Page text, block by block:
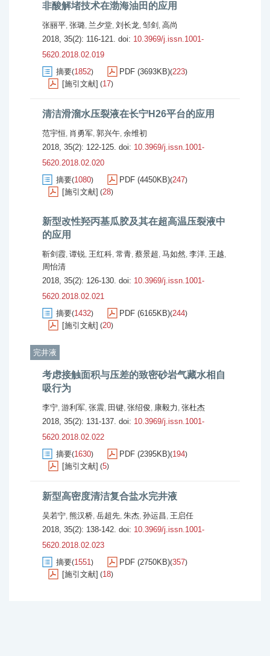
非酸解堵技术在渤海油田的应用
张丽平, 张璐, 兰夕堂, 刘长龙, 邹剑 , 高尚
2018, 35(2): 116-121. doi: 10.3969/j.issn.1001-
5620.2018.02.019
摘要(1852) PDF (3693KB)(223)
[施引文献] (17)
清洁滑溜水压裂液在长宁H26平台的应用
范宇恒, 肖勇军, 郭兴午, 余维初
2018, 35(2): 122-125. doi: 10.3969/j.issn.1001-
5620.2018.02.020
摘要(1080) PDF (4450KB)(247)
[施引文献] (28)
新型改性羟丙基瓜胶及其在超高温压裂液中
的应用
靳剑霞, 谭锐, 王红科, 常青, 蔡景超, 马如然, 李洋, 王越,
周怡清
2018, 35(2): 126-130. doi: 10.3969/j.issn.1001-
5620.2018.02.021
摘要(1432) PDF (6165KB)(244)
[施引文献] (20)
完井液
考虑接触面积与压差的致密砂岩气藏水相自
吸行为
李宁, 游利军, 张震, 田键, 张绍俊, 康毅力 , 张杜杰
2018, 35(2): 131-137. doi: 10.3969/j.issn.1001-
5620.2018.02.022
摘要(1630) PDF (2395KB)(194)
[施引文献] (5)
新型高密度清洁复合盐水完井液
吴若宁, 熊汉桥, 岳超先, 朱杰, 孙运昌, 王启任
2018, 35(2): 138-142. doi: 10.3969/j.issn.1001-
5620.2018.02.023
摘要(1551) PDF (2750KB)(357)
[施引文献] (18)